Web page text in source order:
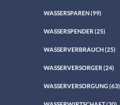
WASSERSPAREN(99)
WASSERSPENDER (25)
WASSERVERBRAUCH(25)
WASSERVERSORGER (24)
WASSERVERSORGUNG (63)